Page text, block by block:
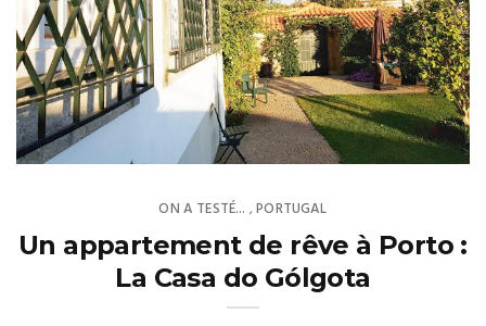
ON A TESTÉ... ,PORTUGAL
Un appartement de rêve à Porto :
La Casa do Gólgota